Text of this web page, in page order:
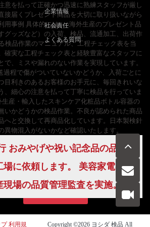
意を払って正確かつ迅速に熟練スタッフが厳し
接届くプレゼント商品を大切に取り扱いながら
用事例 具体的には、○海外生産のプレゼント品
グッズなど）の入荷、検品、流通加工、出荷作
検品作業のマニュアル、工程チェック表を当
確実な工程チェック表と経験豊富なスタッフに
で、ミスや漏れのない作業を実現しています。
過程で傷がついていないかどうか、入荷ごとに
目利きのあるお客様のお手元に、毎回きれいな
、細心の注意を払って丁寧に検品を行っていま
産・輸入したスキンケア化粧品ボトル容器の
いかどうかの検品作業。不良が認められた商品
へと交換して再商品化しています。日本製検針
異物混入がないかなど確認いたします。
おみやげや祝い記念品の品質
場に依頼します。 美容家電の全
現場の品質管理監査を実施。
企業情報
社会責任
よくある質問
わせ
お問い合わせ
利用規 Copyright ©2026 ヨシダ 検品 All